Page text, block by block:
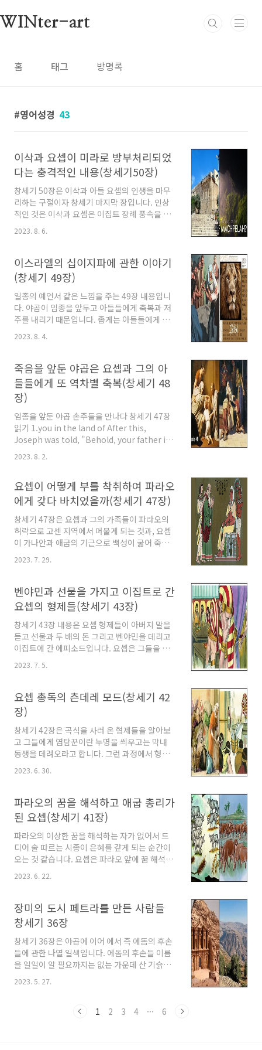
WINter-art
홈 태그 방명록
영어성경 43
이삭과 요셉이 미라로 방부처리되었
다는 충격적인 내용(창세기50장)
창세기 50장은 이삭과 아들 요셉의 인생을 마무
리하는 구절이자 창세기 마지막 장입니다. 인상
적인 것은 이삭과 요셉은 이집트 장례 풍속을 따
라 방부처리 즉 미라로 만든 일입니다. 그렇다면
어디선가 이삭과 요셉의 미라가 숨어있지 않을까
가 되었다는 것이 적잖은 충격입니다. 아버지를
미라로 만들라는 요셉 야곱은 이집트로 온 뒤 17
년을 살다 147세까지 살았고 죽은 후에는 미라로
만들어 가나안의 막벨라 동굴로 옮겨집니다. 창
세기 49장 읽기 1. Then Joseph fell on his
father's face and wept over him and
kissed him. 2. And Joseph commanded
his servants the physicians..
2023. 8. 6.
이스라엘의 십이지파에 관한 이야기
(창세기 49장)
일종의 예언서 같은 느낌을 주는 49장 내용입니
다. 야곱이 임종을 앞두고 아들들에게 축복과 저
주를 내리기 때문입니다. 좁게는 아들들에게 내
린 예언 같은 것이지만 넓게는 12지파의 운명에
관해서 얘기한 것이므로 학자들은 매우 중요하게
박탈 창세기 48장 읽기 1. Then Jacob called
his sons and said, "Gather yourselves
together, that I may tell you what shall
happen to you in days to come. 2. "
Asemble and listen, O sons of Jacob,
listen to Israel your father. 3. " Reuben,
you are my ..
2023. 8. 4.
죽음을 앞둔 야곱은 요셉과 그의 아
들들에게 또 역차별 축복(창세기 48
장)
임종을 앞둔 야곱 손주들을 만나다 창세기 47장
읽기 1.you in the land of After this,
Joseph was told, "Behold, your father is
ill." So he took with him his two sons,
Manasseh and Ephraim. 2. And it was told
you." Then Israel summoned his
strength and sat up in bed. 3. And Jacob
said to Joseph, " God Almighty appeared
to me at Luz in the land of Canaan and
blessed me, 4. and said..
2023. 8. 2.
요셉이 어떻게 부를 착취하여 파라오
에게 갖다 바치었을까(창세기 47장)
창세기 47장은 요셉과 그의 가족들이 파라오의
허락으로 고센 지역에서 머물게 되는 것과, 요셉
이 가나안과 애굽의 기근으로 백성이 굶어 죽게
될 지경에 이르자 가축이며 몸과 토지까지 사서
소작농으로 만들고 오분의 1을 바치고 나머지는
타일 토지법을 나열한 내용입니다. 우리의 직업
은 목자 창세기 46장 읽기 1. So Joseph went
in and told Pharaoh, "My father and my
brothers, with their flocks and herds and
all that they possess, have come from
the land of Canaan. They are now in the
land of Goshen." 2. And f..
2023. 7. 29.
벤야민과 선물을 가지고 이집트로 간
요셉의 형제들(창세기 43장)
창세기 43장 내용은 요셉 형제들이 아버지 말을
듣고 선물과 두 배의 돈 그리고 벤야민을 데리고
이집트에 간 에피소드입니다. 요셉은 그들을 환
대하였고 벤야민에게는 특별한 정을 보여줬는데
요. 요셉은 형제들에 대한 연민과 아버지에 대한
고 극진한 대접을 해줍니다. 부자간의 이상한 대
화 창세기 43장의 영어 본문과 개인적인 해석입
니다. 1. Now the famine was severe in the
land. 2. And when they had eaten the
grain that they had brought from Egypt,
their father said to them, "Go again, buy
us a little food." 3. But Judah ..
2023. 7. 5.
요셉 총독의 츤데레 모드(창세기 42
장)
창세기 42장은 곡식을 사러 온 형제들을 알아보
고 그들에게 염탐꾼이란 누명을 씌우고는 막내
동생을 데려오라고 합니다. 그런 과정에서 형제
들에게는 나름의 관용을 베풀었고요. 한편 영문
을 모르는 형제들은 자신들이 지난번 요셉을 죽
려움과 죄책감을 오가는 내용으로 보입니다. 이
집트로 곡식을 사오라고 명한 야곱 아버지 1.
When Jacob learned that there was grain
for sale in Egypt, he said to his sons,
"Why do you look at one another?" 2. And
he said, "Behold, I have heard that there
is grain for sale in Egypt. Go d..
2023. 6. 30.
파라오의 꿈을 해석하고 애굽 총리가
된 요셉(창세기 41장)
파라오의 이상한 꿈을 해석하는 자가 없어서 드
디어 술 따르는 시종이 은혜를 갚게 되는 순간이
오는 것 같습니다. 요셉은 파라오 앞에 꿈 해석을
해주고 파라오는 그에게 애굽 총리를 맡기고 아
내까지 주어 두 아들을 낳았습니다. 풍년과 기근
상한 꿈 1. After two whole years, Pharaoh
dreamed that he was standing by the
Nile, 2. and behold, there came up out of
the Nile seven cows, attractive and
plump, and they fed in the reed grass. 3.
And behold seven other cows, ugly and
thin, cam..
2023. 6. 22.
장미의 도시 페트라를 만든 사람들
창세기 36장
창세기 36장은 야곱에 이어 에서 즉 에돔의 후손
들에 관한 나열 일색입니다. 에돔의 후손들 이름
을 일일이 알 필요까지는 없는 가운데 산 기슭에
위치한 지형에 터전을 마련한 에돔인들이 독특하
고 인상적인 건축물 그리고 특이한 바위 색깔로
은 정도로만 알고 있으면 될 것 같습니다. 에서의
2023. 5. 27.
1 2 3 4 ··· 6